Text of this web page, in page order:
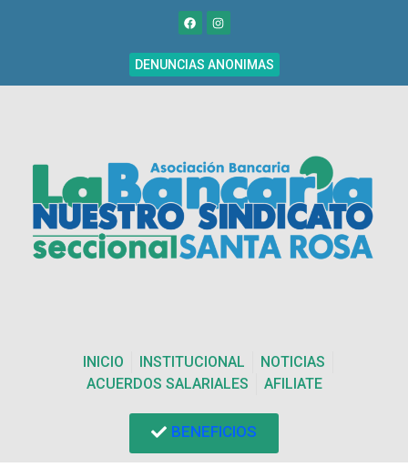
DENUNCIAS ANONIMAS
INICIO INSTITUCIONAL
NOTICIAS
ACUERDOS SALARIALES
AFILIATE
BENEFICIOS